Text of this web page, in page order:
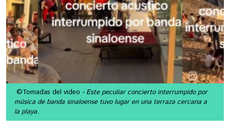
©Tomadas del video - Este peculiar concierto interrumpido por
música de banda sinaloense tuvo lugar en una terraza cercana a
la playa.